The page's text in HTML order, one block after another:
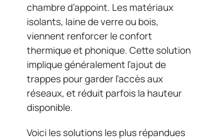
chambre d’appoint. Les matériaux
isolants, laine de verre ou bois,
viennent renforcer le confort
thermique et phonique. Cette solution
implique généralement l’ajout de
trappes pour garder l’accès aux
réseaux, et réduit parfois la hauteur
disponible.
Voici les solutions les plus répandues